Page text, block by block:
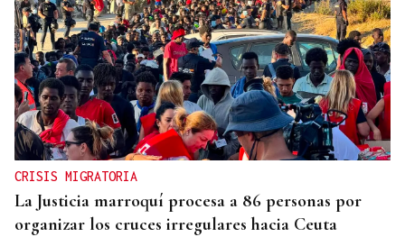
CRISIS MIGRATORIA
La Justicia marroquí procesa a 86 personas por
organizar los cruces irregulares hacia Ceuta